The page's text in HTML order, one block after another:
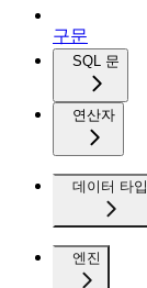
구문
SQL 문
연산자
데이터 타입
엔진